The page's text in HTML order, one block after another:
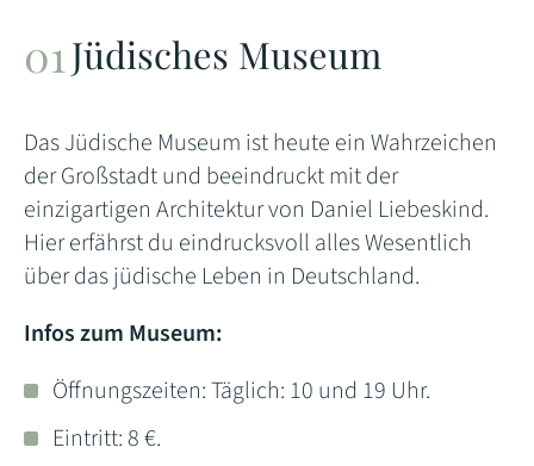
Jüdisches Museum
Das Jüdische Museum ist heute ein Wahrzeichen
der Großstadt und beeindruckt mit der
einzigartigen Architektur von Daniel Liebeskind.
Hier erfährst du eindrucksvoll alles Wesentlich
über das jüdische Leben in Deutschland.
Infos zum Museum:
Öffnungszeiten: Täglich: 10 und 19 Uhr.
Eintritt: 8 €.